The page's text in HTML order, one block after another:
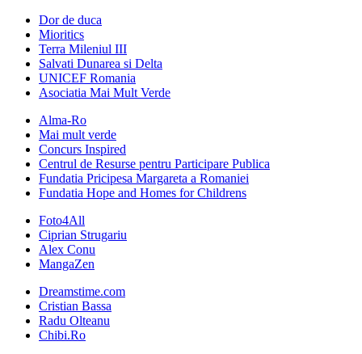
Dor de duca
Mioritics
Terra Mileniul III
Salvati Dunarea si Delta
UNICEF Romania
Asociatia Mai Mult Verde
Alma-Ro
Mai mult verde
Concurs Inspired
Centrul de Resurse pentru Participare Publica
Fundatia Pricipesa Margareta a Romaniei
Fundatia Hope and Homes for Childrens
Foto4All
Ciprian Strugariu
Alex Conu
MangaZen
Dreamstime.com
Cristian Bassa
Radu Olteanu
Chibi.Ro